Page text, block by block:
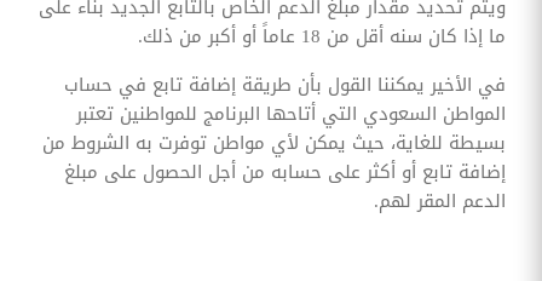
ويتم تحديد مقدار مبلغ الدعم الخاص بالتابع الجديد بناء على
ما إذا كان سنه أقل من 18 عاماً أو أكبر من ذلك.
في الأخير يمكننا القول بأن طريقة إضافة تابع في حساب
المواطن السعودي التي أتاحها البرنامج للمواطنين تعتبر
بسيطة للغاية، حيث يمكن لأي مواطن توفرت به الشروط من
إضافة تابع أو أكثر على حسابه من أجل الحصول على مبلغ
الدعم المقر لهم.